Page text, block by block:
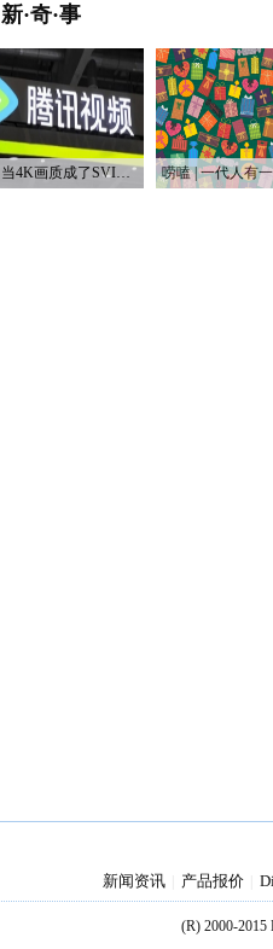
新·奇·事
唠嗑 | 当4K画质成了SVIP专属，盗版网站笑开了花
新闻资讯 产品报价
(R) 2000-2015